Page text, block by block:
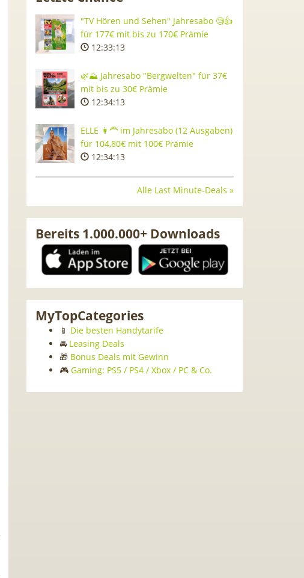
"TV Hören und Sehen" Jahresabo 🧐👍
für 177€ mit bis zu 170€ Prämie
12:33:12
🌿⛰️ Jahresabo "Bergwelten" für 37€
mit bis zu 30€ Prämie
12:34:12
ELLE 👩‍🦰 im Jahresabo (12 Ausgaben)
für 104,80€ mit 100€ Prämie
12:34:12
Alle Last Minute-Deals »
Bereits 1.000.000+ Downloads
MyTopCategories
📱 Die besten Handytarife
🚘 Leasing Deals
🎁 Bonus Deals mit Gewinn
🎮 Gaming: PS5 / PS4 / Xbox / PC & Co.